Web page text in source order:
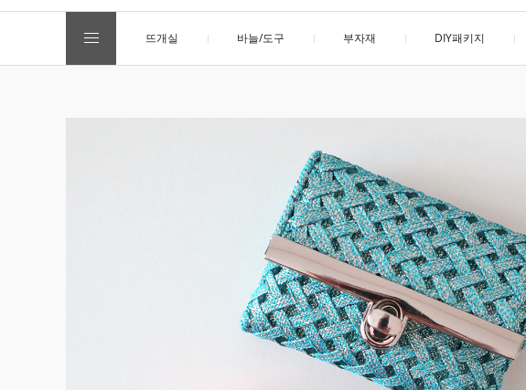
뜨개실 바늘/도구 부자재 DIY패키지